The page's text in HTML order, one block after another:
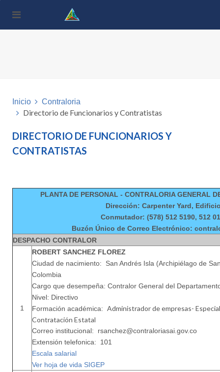
este
Inicio Contraloria
Directorio de Funcionarios y Contratistas
DIRECTORIO DE FUNCIONARIOS Y
CONTRATISTAS
PLANTA DE PERSONAL - CONTRALORIA GENERAL
Dirección: Carpenter Yard,
Conmutador: (578) 512 5190, 512
Buzón Único de Correo Electrónico:
DESPACHO CONTRALOR
1
ROBERT SANCHEZ FLOREZ
Ciudad de nacimiento: San Andrés Isla (Archipiélago de
Colombia
Cargo que desempeña: Contralor General del
Nivel: Directivo
Formación académica: Administrador de empresas-
Contratación Estatal
Correo institucional: rsanchez@contraloriasai.gov.co
Extensión telefonica: 101
Escala salarial
Ver hoja de vida SIGEP